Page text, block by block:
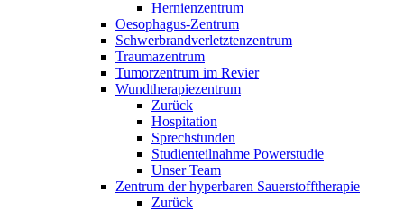
Hernienzentrum
Oesophagus-Zentrum
Schwerbrandverletztenzentrum
Traumazentrum
Tumorzentrum im Revier
Wundtherapiezentrum
Zurück
Hospitation
Sprechstunden
Studienteilnahme Powerstudie
Unser Team
Zentrum der hyperbaren Sauerstofftherapie
Zurück